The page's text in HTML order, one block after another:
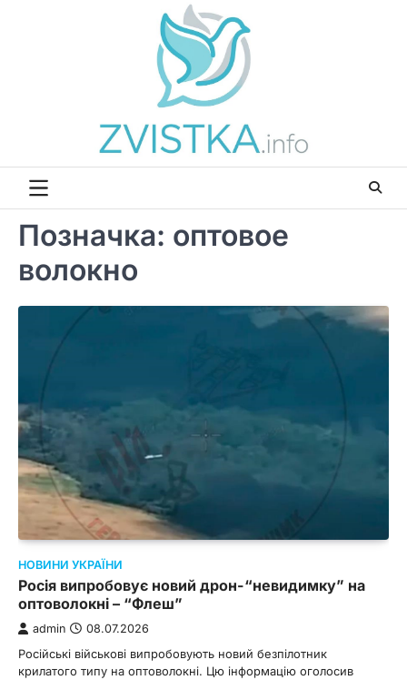
Позначка: оптовое
волокно
НОВИНИ УКРАЇНИ
Росія випробовує новий дрон-“невидимку” на
оптоволокні – “Флеш”
admin 08.07.2026
Російські військові випробовують новий безпілотник
крилатого типу на оптоволокні. Цю інформацію оголосив